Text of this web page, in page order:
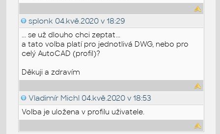
splonk 04.kvě.2020 v 18:29
... se už dlouho chci zeptat...
a tato volba platí pro jednotlivá DWG, nebo pro
celý AutoCAD (profil)?
Děkuji a zdravím
Vladimír Michl 04.kvě.2020 v 18:53
Volba je uložena v profilu uživatele.